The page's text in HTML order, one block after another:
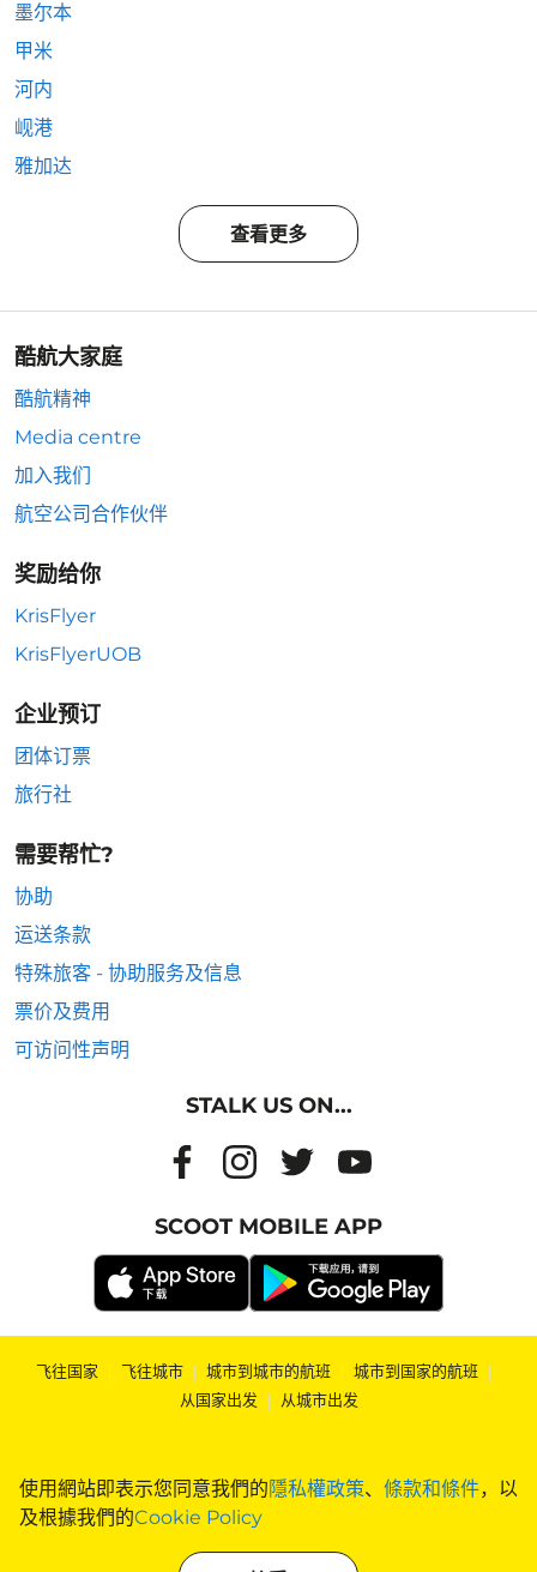
使用網站即表示您同意我們的隱私權政策、 條款和條件，以
及根據我們的Cookie Policy
墨尔本
甲米
河内
岘港
雅加达
查看更多
酷航大家庭
酷航精神
Media centre
加入我们
航空公司合作伙伴
奖励给你
KrisFlyer
KrisFlyerUOB
企业预订
团体订票
旅行社
需要帮忙?
协助
运送条款
特殊旅客 - 协助服务及信息
票价及费用
可访问性声明
STALK US ON...
SCOOT MOBILE APP
飞往国家 | 飞往城市 | 城市到城市的航班 | 城市到国家的航班 |
从国家出发 | 从城市出发